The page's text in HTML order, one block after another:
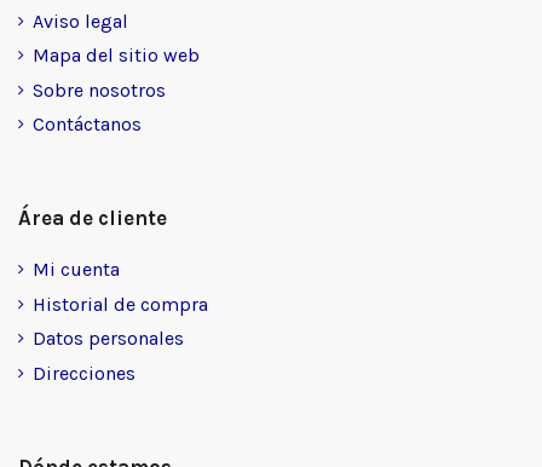
Aviso legal
Mapa del sitio web
Sobre nosotros
Contáctanos
Área de cliente
Mi cuenta
Historial de compra
Datos personales
Direcciones